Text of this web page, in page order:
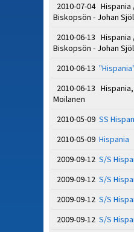
2010-07-04
Biskopsön - Johan
2010-06-13
Biskopsön - Johan
2010-06-13 "Hispania"
2010-06-13
Moilanen
2010-05-09 SS
2010-05-09 Hispania
2009-09-12 S/S
2009-09-12 S/S
2009-09-12 S/S
2009-09-12 S/S